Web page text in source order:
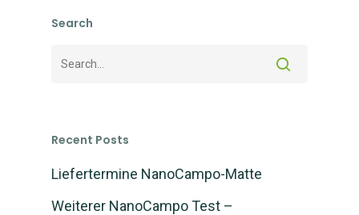
Search
Recent Posts
Liefertermine NanoCampo-Matte
Weiterer NanoCampo Test –